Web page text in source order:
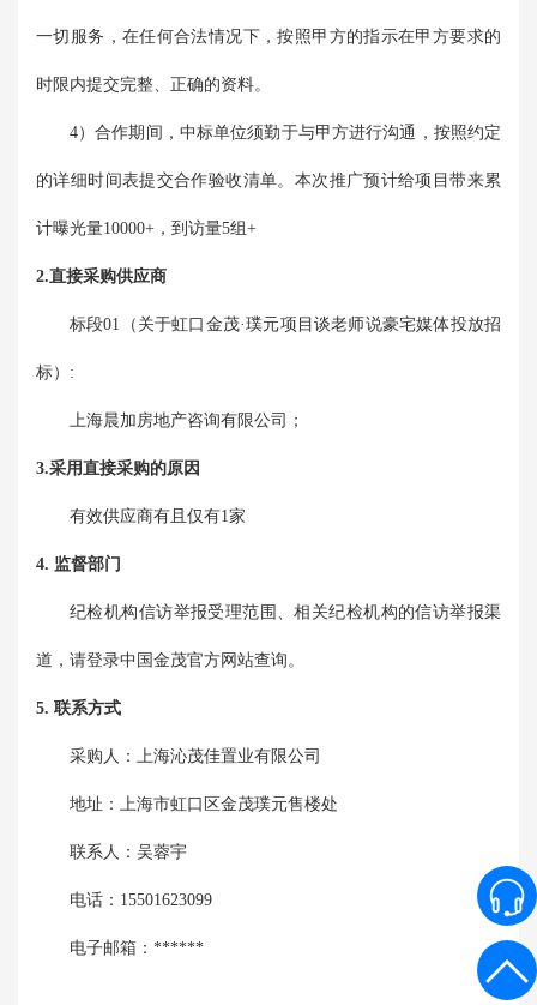
一切服务，在任何合法情况下，按照甲方的指示在甲方要求的
时限内提交完整、正确的资料。
4）合作期间，中标单位须勤于与甲方进行沟通，按照约定
的详细时间表提交合作验收清单。本次推广预计给项目带来累
计曝光量10000+，到访量5组+
2.直接采购供应商
标段01（关于虹口金茂·璞元项目谈老师说豪宅媒体投放招
标）:
上海晨加房地产咨询有限公司；
3.采用直接采购的原因
有效供应商有且仅有1家
4. 监督部门
纪检机构信访举报受理范围、相关纪检机构的信访举报渠
道，请登录中国金茂官方网站查询。
5. 联系方式
采购人： 上海沁茂佳置业有限公司
地址： 上海市虹口区金茂璞元售楼处
联系人： 吴蓉宇
电话： 15501623099
电子邮箱： ******